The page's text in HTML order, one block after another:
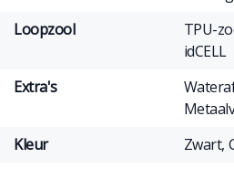
Loopzool
TPU-
idCELL
Extra's
Kleur
Zwart,